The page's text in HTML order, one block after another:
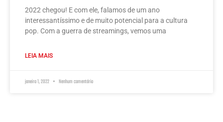
2022 chegou! E com ele, falamos de um ano
interessantíssimo e de muito potencial para a cultura
pop. Com a guerra de streamings, vemos uma
LEIA MAIS
janeiro 1, 2022 Nenhum comentário